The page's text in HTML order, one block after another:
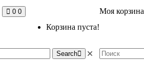
Моя корзина
0 0
Корзина пуста!
Search